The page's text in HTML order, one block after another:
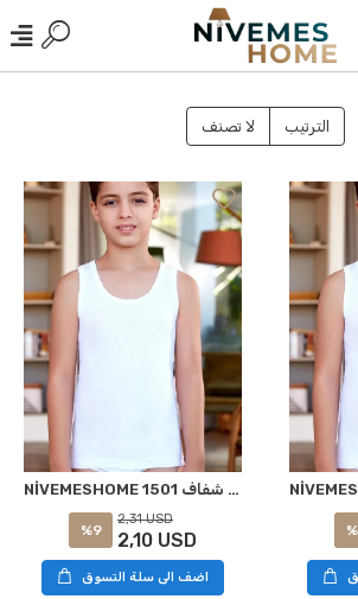
لا تصنف الترتيب
NİVEMESHOME 1501 الأطفال الصبيان توب بدون أكمام أبيض رقم 6 (8-9 سنوات) شفاف
%9
2,31 USD
2,10 USD
اضف الى سلة التسوق